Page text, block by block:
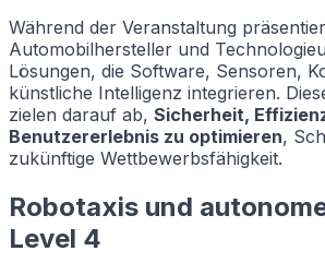
Während der Veranstaltung
Automobilhersteller und
Lösungen, die Software, Sensoren,
künstliche Intelligenz integrieren.
zielen darauf ab, Sicherheit,
Benutzererlebnis zu optimieren,
zukünftige Wettbewerbsfähigkeit.
Robotaxis und
Level 4